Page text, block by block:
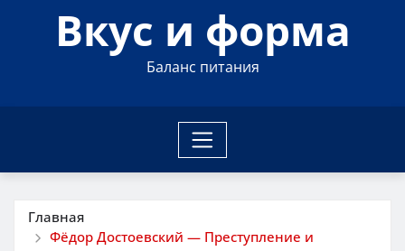
Вкус и форма
Баланс питания
Главная
Фёдор Достоевский — Преступление и